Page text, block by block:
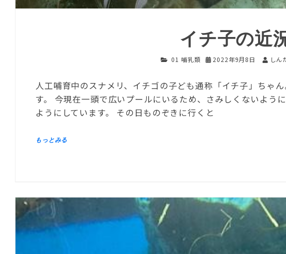
イチ子の近
01 哺乳類 2022年9月8日 しん
人工哺育中のスナメリ、イチゴの子ども通称「イチ子」ちゃ
す。 今現在一頭で広いプールにいるため、さみしくないよう
ようにしています。 その日ものぞきに行くと